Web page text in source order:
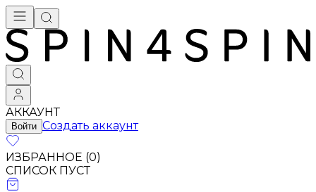
АККАУНТ
Войти Создать аккаунт
ИЗБРАННОЕ (0)
СПИСОК ПУСТ